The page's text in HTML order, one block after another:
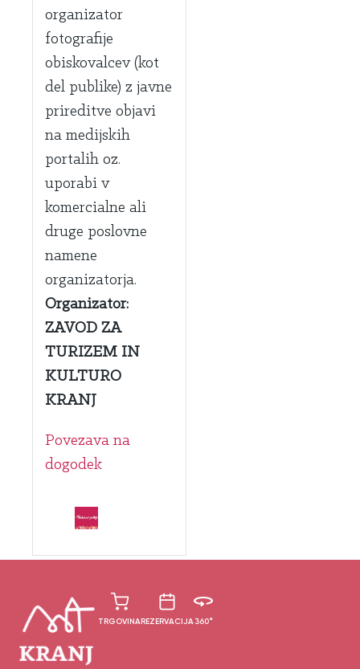
organizator
fotografije
obiskovalcev (kot
del publike) z javne
prireditve objavi
na medijskih
portalih oz.
uporabi v
komercialne ali
druge poslovne
namene
organizatorja.
Organizator:
ZAVOD ZA
TURIZEM IN
KULTURO
KRANJ
Povezava na
dogodek
TRGOVINAREZERVACIJA360°